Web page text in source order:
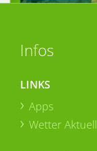
Infos
LINKS
Apps
Wetter Aktuell